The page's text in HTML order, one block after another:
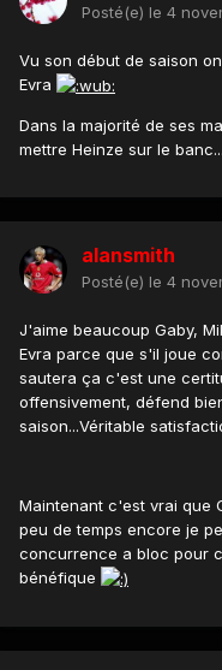
Posté(e) le 4
Vu son début de saison
Evra
Dans la majorité de ses
mettre Heinze sur le banc...
alansmith
Posté(e) le 4
J'aime beaucoup Gaby,
Evra parce que s'il joue
sautera ça c'est une
offensivement, défend
saison...Véritable
Maintenant c'est vrai que
peu de temps encore je
concurrence a bloc pour
bénéfique